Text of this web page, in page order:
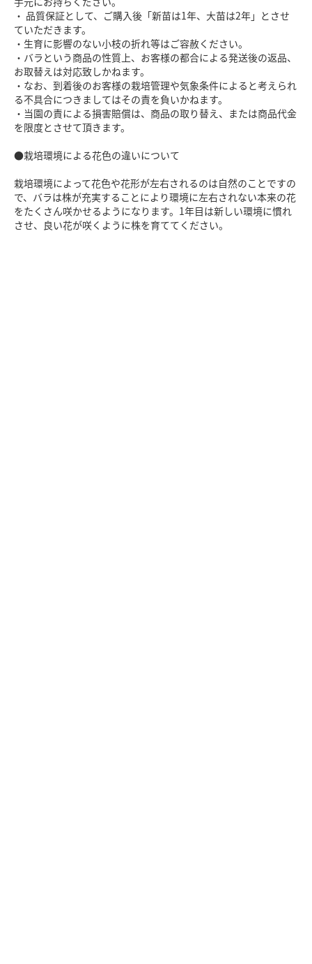
・ 品質保証として、ご購入後「新苗は1年、大苗は2年」とさせ
ていただきます。
・生育に影響のない小枝の折れ等はご容赦ください。
・バラという商品の性質上、お客様の都合による発送後の返品、
お取替えは対応致しかねます。
・なお、到着後のお客様の栽培管理や気象条件によると考えられ
る不具合につきましてはその責を負いかねます。
・当園の責による損害賠償は、商品の取り替え、または商品代金
を限度とさせて頂きます。
●栽培環境による花色の違いについて
栽培環境によって花色や花形が左右されるのは自然のことですの
で、バラは株が充実することにより環境に左右されない本来の花
をたくさん咲かせるようになります。1年目は新しい環境に慣れ
させ、良い花が咲くように株を育ててください。